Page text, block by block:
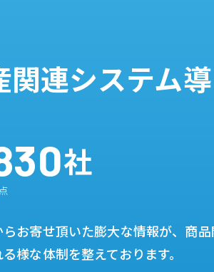
関連システム導
社
お寄せ頂いた膨大な情報が、商品
様な体制を整えております。